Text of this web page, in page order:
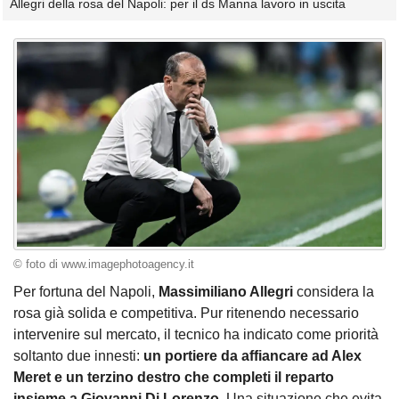
Allegri della rosa del Napoli: per il ds Manna lavoro in uscita
© foto di www.imagephotoagency.it
Per fortuna del Napoli, Massimiliano Allegri considera la
rosa già solida e competitiva. Pur ritenendo necessario
intervenire sul mercato, il tecnico ha indicato come priorità
soltanto due innesti: un portiere da affiancare ad Alex
Meret e un terzino destro che completi il reparto